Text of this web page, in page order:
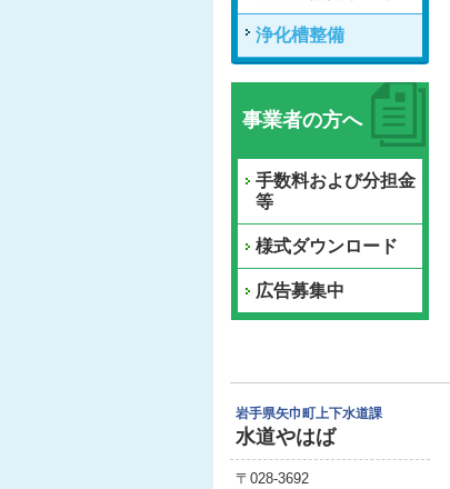
浄化槽整備
事業者の方へ
手数料および分担金
等
様式ダウンロード
広告募集中
岩手県矢巾町上下水道課
水道やはば
〒028-3692